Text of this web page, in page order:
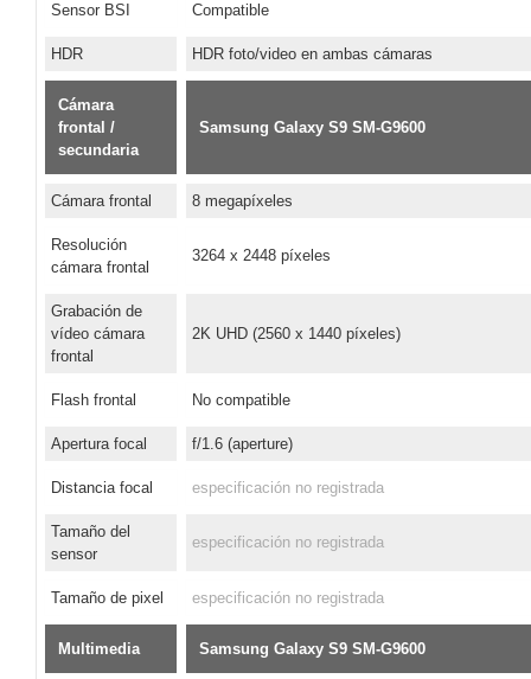
Sensor BSI Compatible
HDR HDR foto/video en ambas cámaras
Cámara
frontal /
secundaria
Samsung Galaxy S9 SM-G9600
Cámara frontal 8 megapíxeles
Resolución
cámara frontal
3264 x 2448 píxeles
Grabación de
vídeo cámara
frontal
2K UHD (2560 x 1440 píxeles)
Flash frontal No compatible
Apertura focal f/1.6 (aperture)
Distancia focal especificación no registrada
Tamaño del
sensor
especificación no registrada
Tamaño de pixel especificación no registrada
Multimedia Samsung Galaxy S9 SM-G9600